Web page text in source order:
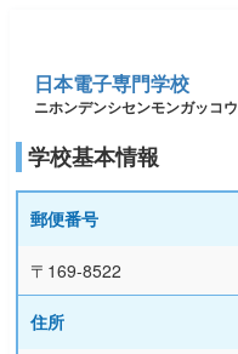
日本電子専門学校
ニホンデンシセンモンガッコウ
学校基本情報
郵便番号
〒169-8522
住所